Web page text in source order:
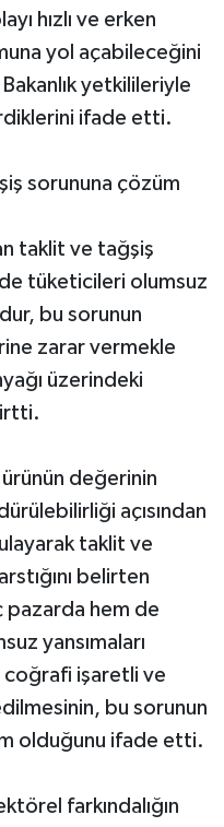
hızlı ve erken
yol açabileceğini
yetkilileriyle
ifade etti.
sorununa çözüm
taklit ve tağşiş
tüketicileri olumsuz
bu sorunun
zarar vermekle
üzerindeki
değerinin
açısından
taklit ve
belirten
pazarda hem de
yansımaları
işaretli ve
bu sorunun
olduğunu ifade etti.
farkındalığın